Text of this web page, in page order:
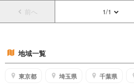
前へ 1/1
地域一覧
東京都 埼玉県 千葉県